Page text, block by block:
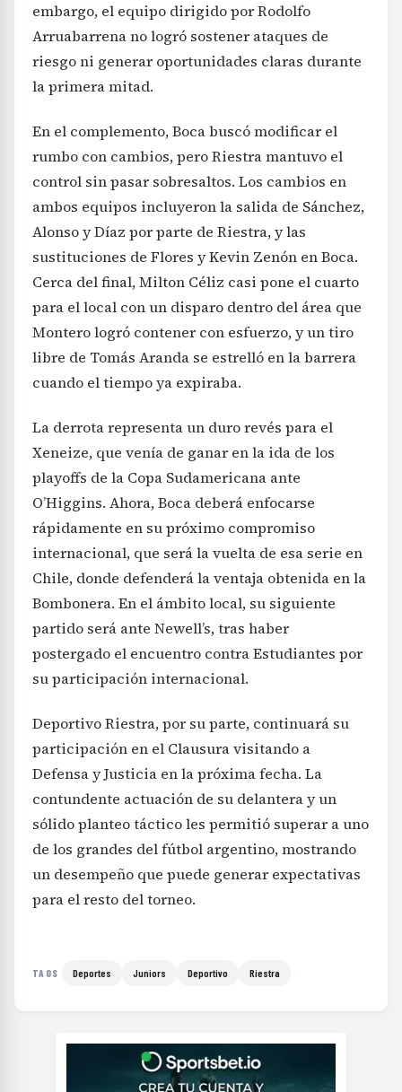
embargo, el equipo dirigido por Rodolfo
Arruabarrena no logró sostener ataques de
riesgo ni generar oportunidades claras durante
la primera mitad.
En el complemento, Boca buscó modificar el
rumbo con cambios, pero Riestra mantuvo el
control sin pasar sobresaltos. Los cambios en
ambos equipos incluyeron la salida de Sánchez,
Alonso y Díaz por parte de Riestra, y las
sustituciones de Flores y Kevin Zenón en Boca.
Cerca del final, Milton Céliz casi pone el cuarto
para el local con un disparo dentro del área que
Montero logró contener con esfuerzo, y un tiro
libre de Tomás Aranda se estrelló en la barrera
cuando el tiempo ya expiraba.
La derrota representa un duro revés para el
Xeneize, que venía de ganar en la ida de los
playoffs de la Copa Sudamericana ante
O’Higgins. Ahora, Boca deberá enfocarse
rápidamente en su próximo compromiso
internacional, que será la vuelta de esa serie en
Chile, donde defenderá la ventaja obtenida en la
Bombonera. En el ámbito local, su siguiente
partido será ante Newell’s, tras haber
postergado el encuentro contra Estudiantes por
su participación internacional.
Deportivo Riestra, por su parte, continuará su
participación en el Clausura visitando a
Defensa y Justicia en la próxima fecha. La
contundente actuación de su delantera y un
sólido planteo táctico les permitió superar a uno
de los grandes del fútbol argentino, mostrando
un desempeño que puede generar expectativas
para el resto del torneo.
TAGS Deportes Juniors Deportivo Riestra